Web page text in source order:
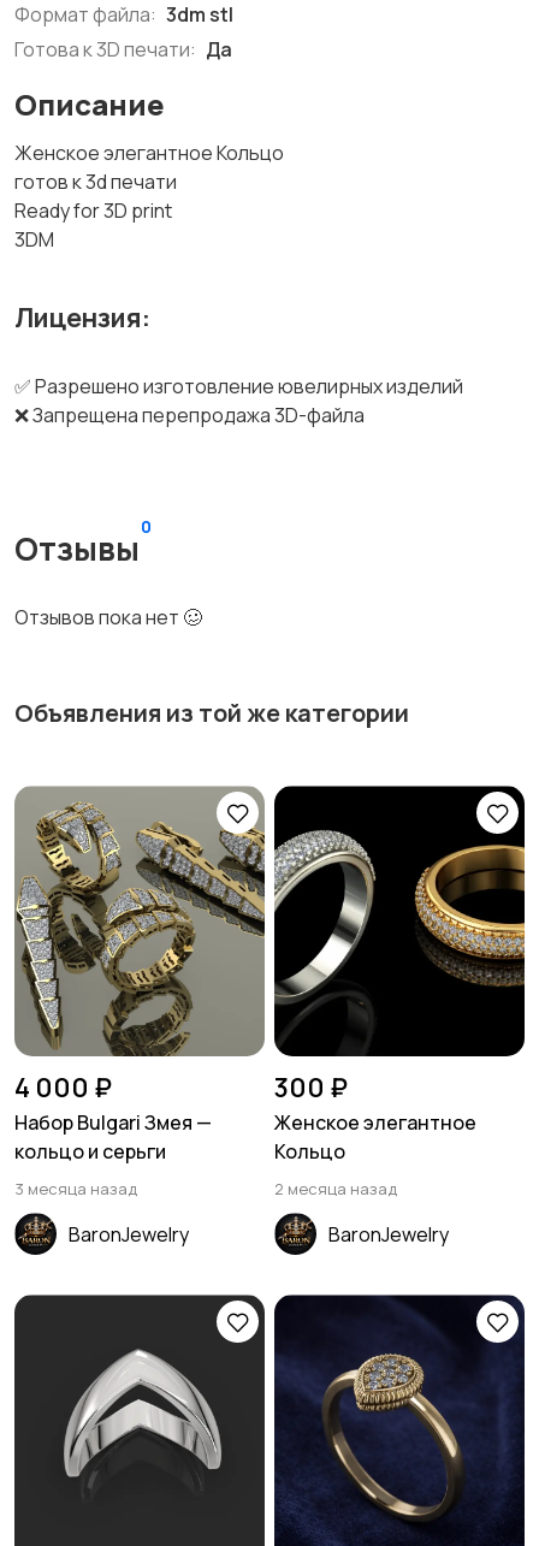
Формат файла: 3dm stl
Готова к 3D печати: Да
Описание
Женское элегантное Кольцо
готов к 3d печати
Ready for 3D print
3DM
Лицензия:
✅ Разрешено изготовление ювелирных изделий
❌ Запрещена перепродажа 3D-файла
Отзывы
0
Отзывов пока нет 🥴
Объявления из той же категории
4 000 ₽
Набор Bulgari Змея —
кольцо и серьги
3 месяца назад
BaronJewelry
300 ₽
Женское элегантное
Кольцо
2 месяца назад
BaronJewelry